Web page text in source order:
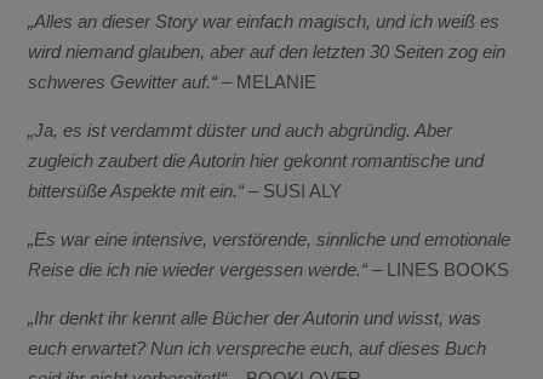
„Alles an dieser Story war einfach magisch, und ich weiß es
wird niemand glauben, aber auf den letzten 30 Seiten zog ein
schweres Gewitter auf.“– MELANIE
„Ja, es ist verdammt düster und auch abgründig. Aber
zugleich zaubert die Autorin hier gekonnt romantische und
bittersüße Aspekte mit ein.“– SUSI ALY
„Es war eine intensive, verstörende, sinnliche und emotionale
Reise die ich nie wieder vergessen werde.“– LINES BOOKS
„Ihr denkt ihr kennt alle Bücher der Autorin und wisst, was
euch erwartet? Nun ich verspreche euch, auf dieses Buch